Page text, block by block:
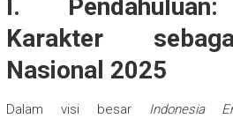
I.
Karakter
Nasional 2025
Dalam visi besar Indonesia